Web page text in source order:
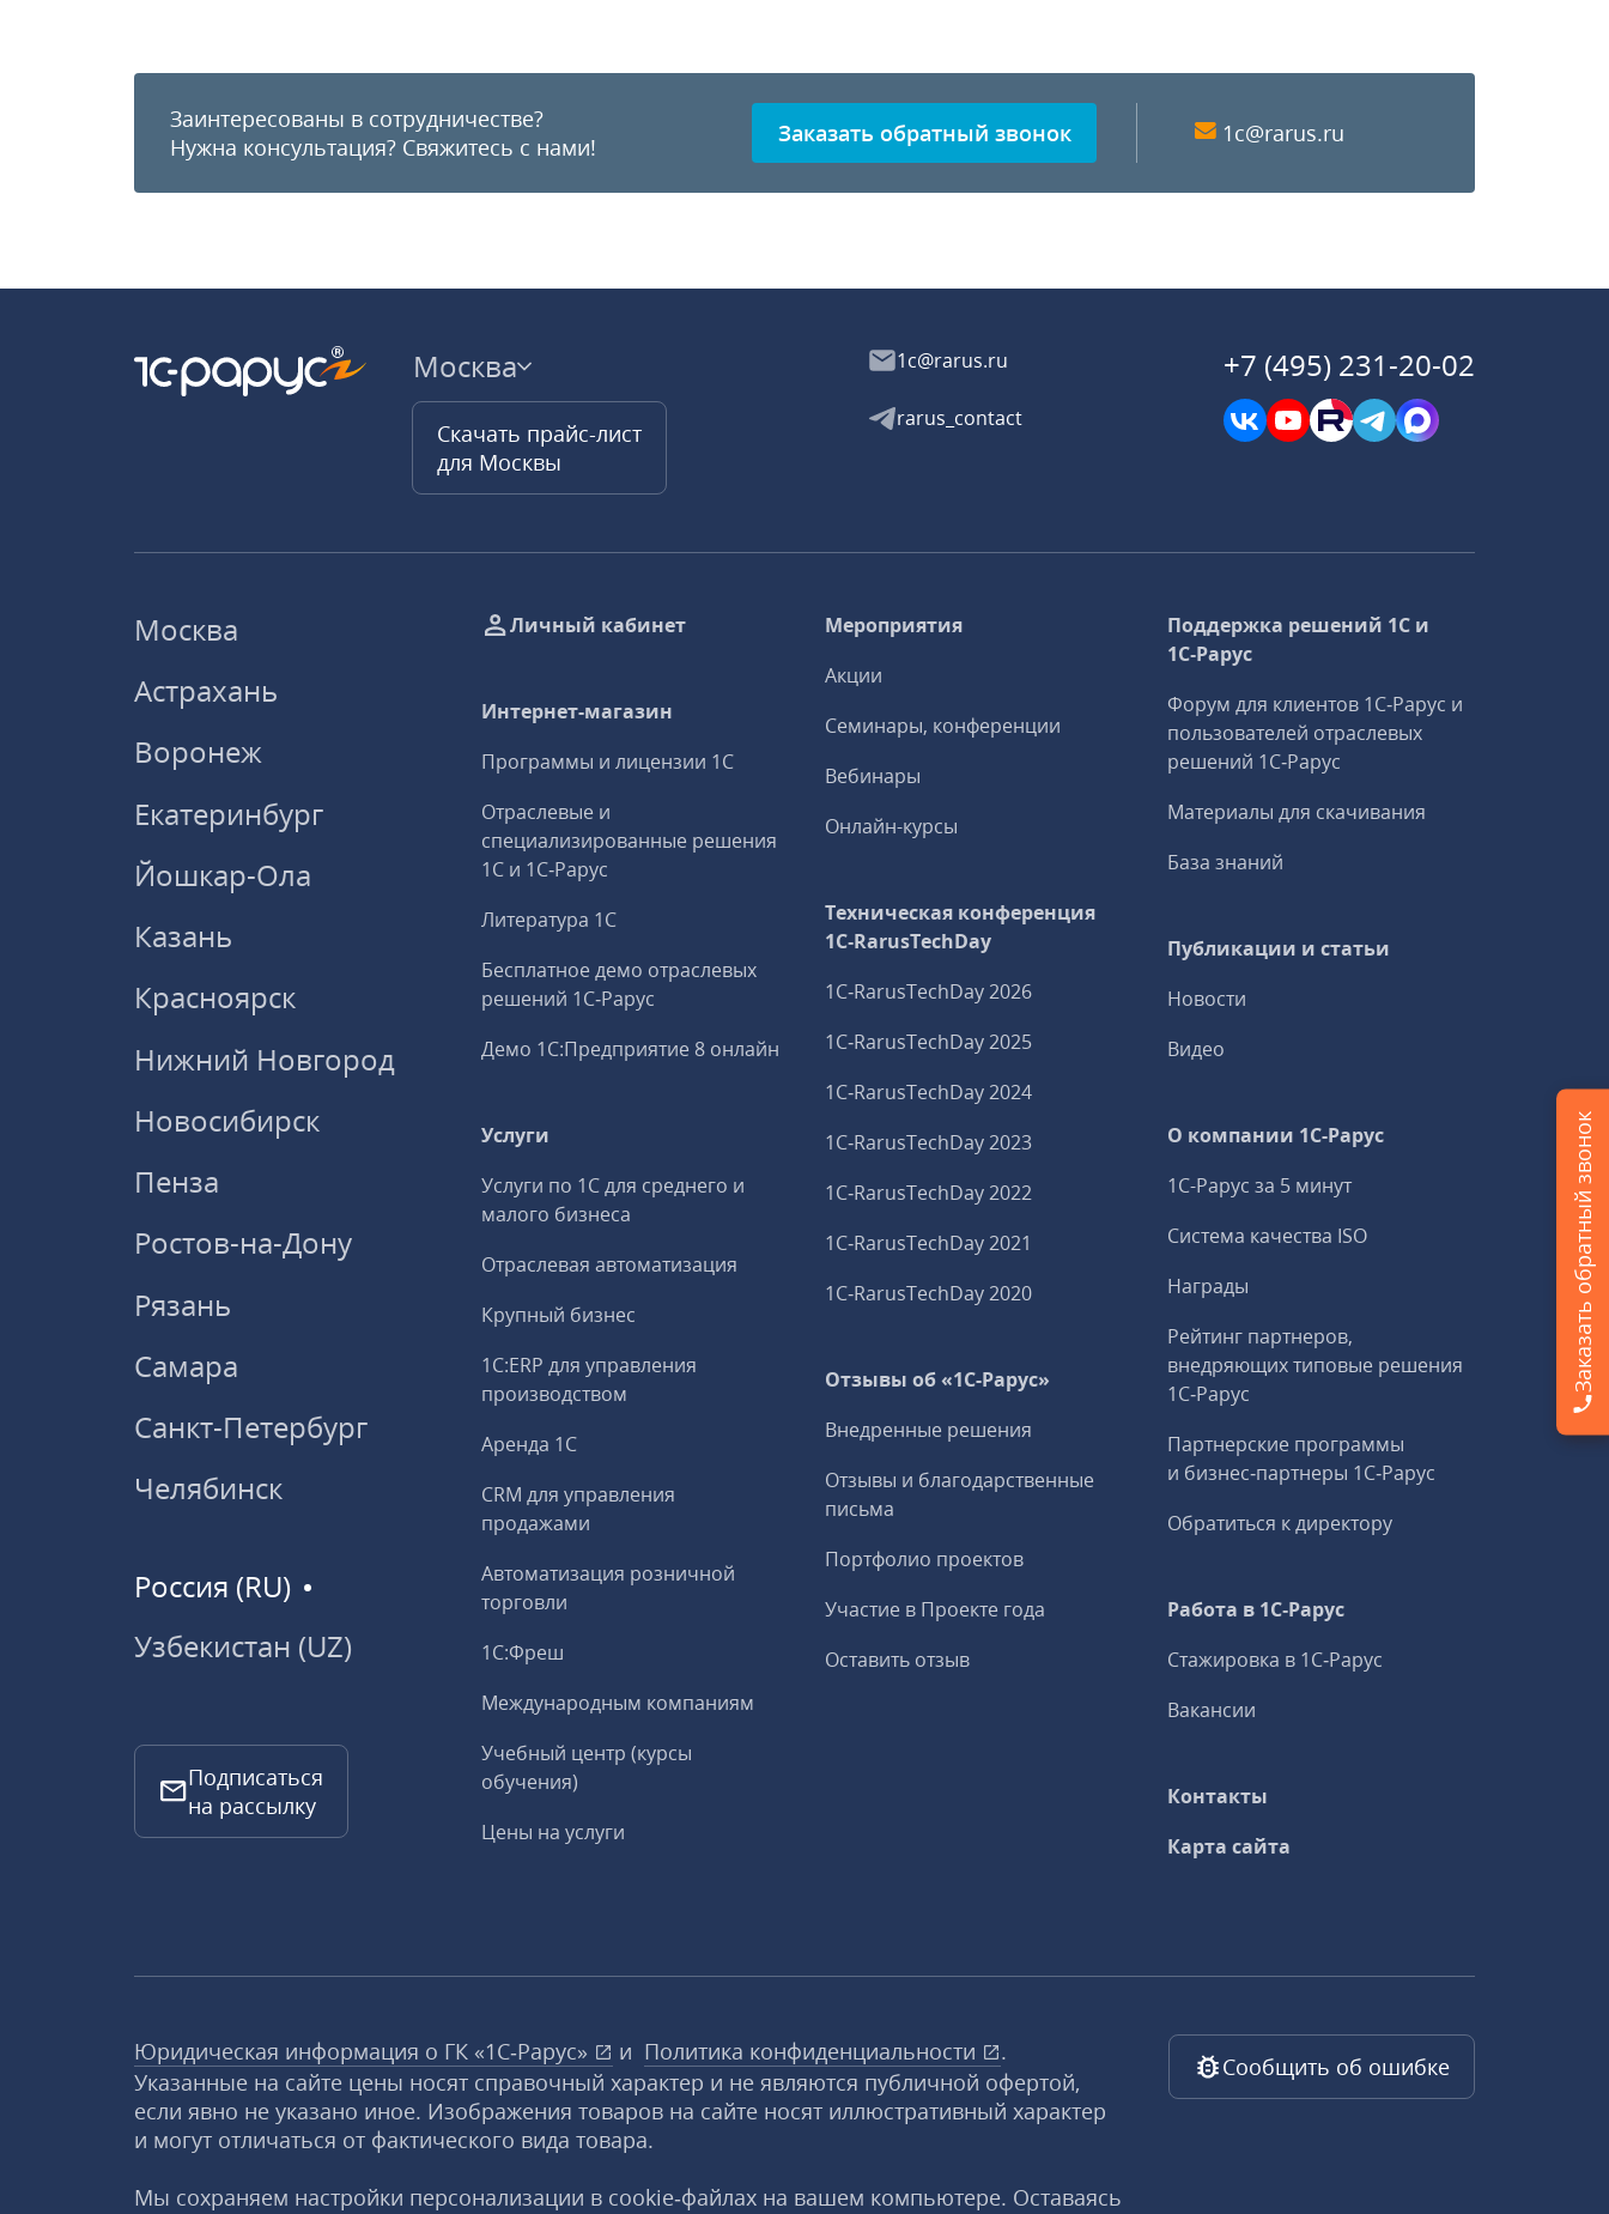
Заинтересованы в сотрудничестве?
Нужна консультация? Свяжитесь с нами! Заказать обратный звонок 1c@rarus.ru
Москва
Скачать прайс-лист
для Москвы
1c@rarus.ru
rarus_contact
+7 (495) 231-20-02
Москва
Астрахань
Воронеж
Екатеринбург
Йошкар-Ола
Казань
Красноярск
Нижний Новгород
Новосибирск
Пенза
Ростов-на-Дону
Рязань
Самара
Санкт-Петербург
Челябинск
Россия (RU)
Узбекистан (UZ)
Подписаться
на рассылку
Личный кабинет
Интернет-магазин
Программы и лицензии 1С
Отраслевые и
специализированные решения
1С и 1С‑Рарус
Литература 1С
Бесплатное демо отраслевых
решений 1С‑Рарус
Демо 1С:Предприятие 8 онлайн
Услуги
Услуги по 1С для среднего и
малого бизнеса
Отраслевая автоматизация
Крупный бизнес
1С:ERP для управления
производством
Аренда 1С
CRM для управления
продажами
Автоматизация розничной
торговли
1С:Фреш
Международным компаниям
Учебный центр (курсы
обучения)
Цены на услуги
Мероприятия
Акции
Семинары, конференции
Вебинары
Онлайн-курсы
Техническая конференция
1C‑RarusTechDay
1C‑RarusTechDay 2026
1C‑RarusTechDay 2025
1C‑RarusTechDay 2024
1C‑RarusTechDay 2023
1C‑RarusTechDay 2022
1C‑RarusTechDay 2021
1C‑RarusTechDay 2020
Отзывы об «1С-Рарус»
Внедренные решения
Отзывы и благодарственные
письма
Портфолио проектов
Участие в Проекте года
Оставить отзыв
Поддержка решений 1С и
1С‑Рарус
Форум для клиентов 1С‑Рарус и
пользователей отраслевых
решений 1С‑Рарус
Материалы для скачивания
База знаний
Публикации и статьи
Новости
Видео
О компании 1C-Рарус
1С-Рарус за 5 минут
Система качества ISO
Награды
Рейтинг партнеров,
внедряющих типовые решения
1С‑Рарус
Партнерские программы
и бизнес‑партнеры 1С‑Рарус
Обратиться к директору
Работа в 1С‑Рарус
Стажировка в 1С‑Рарус
Вакансии
Контакты
Карта сайта
Юридическая информация о ГК «1С‑Рарус» и Политика конфиденциальности
.
Указанные на сайте цены носят справочный характер и не являются публичной офертой,
если явно не указано иное. Изображения товаров на сайте носят иллюстративный характер
и могут отличаться от фактического вида товара.
Мы сохраняем настройки персонализации в cookie‑файлах на вашем компьютере. Оставаясь
Сообщить об ошибке
Заказать обратный звонок